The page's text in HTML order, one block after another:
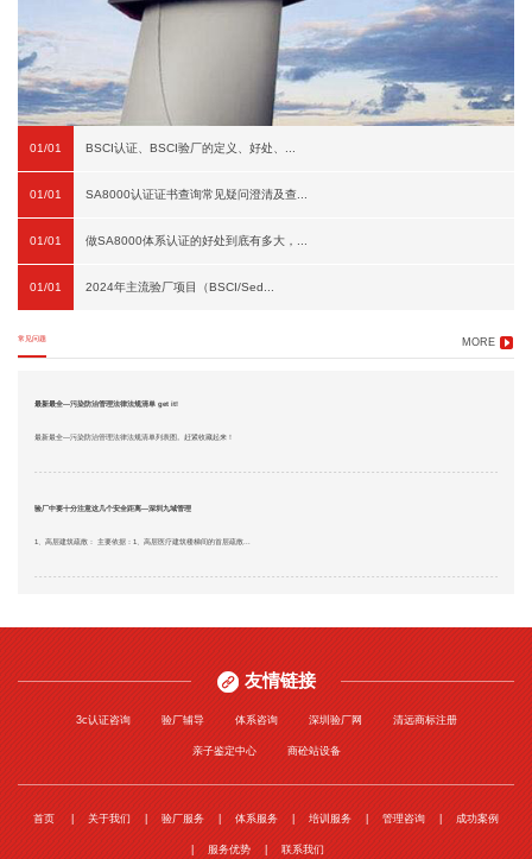
01/01 BSCI认证、BSCI验厂的定义、好处、...
01/01 SA8000认证证书查询常见疑问澄清及查...
01/01 做SA8000体系认证的好处到底有多大，...
01/01 2024年主流验厂项目（BSCI/Sed...
常见问题 MORE
最新最全—污染防治管理法律法规清单 get it!
最新最全—污染防治管理法律法规清单列表图。赶紧收藏起来！
验厂中要十分注意这几个安全距离—深圳九域管理
1、高层建筑疏散： 主要依据：1、高层医疗建筑楼梯间的首层疏散...
友情链接
3c认证咨询 验厂辅导 体系咨询 深圳验厂网 清远商标注册
亲子鉴定中心 商砼站设备
首页 关于我们 验厂服务 体系服务 培训服务 管理咨询 成功案例
服务优势 联系我们